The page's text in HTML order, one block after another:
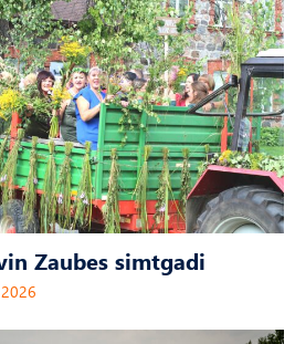
Zaubes simtgadi